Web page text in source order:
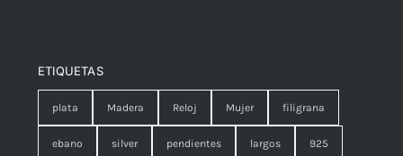
ETIQUETAS
plata Madera Reloj Mujer filigrana
ebano silver pendientes largos 925